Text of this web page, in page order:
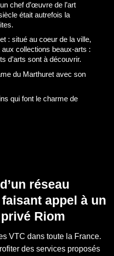
chef d’œuvre de l’art
était autrefois la
: situé au coeur de la ville,
collections beaux-arts :
d’arts sont à découvrir.
du Marthuret avec son
qui font le charme de
réseau
appel à un
Riom
VTC dans toute la France.
des services proposés